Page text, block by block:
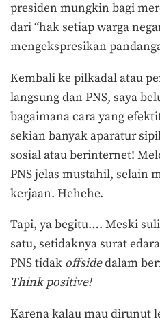
presiden mungkin bagi
dari “hak setiap warga
mengekspresikan
Kembali ke pilkadal atau
langsung dan PNS, saya
bagaimana cara yang
sekian banyak aparatur
sosial atau berinternet!
PNS jelas mustahil, selain
kerjaan. Hehehe.
Tapi, ya begitu…. Meski
satu, setidaknya surat
PNS tidak offsidedalam
Think positive!
Karena kalau mau dirunut